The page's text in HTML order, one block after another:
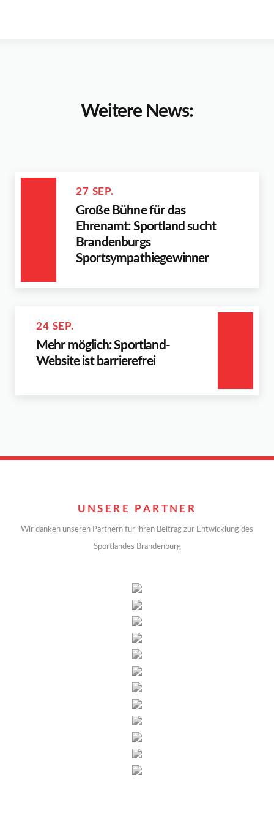
Weitere News:
27 SEP.
Große Bühne für das
Ehrenamt: Sportland sucht
Brandenburgs
Sportsympathiegewinner
24 SEP.
Mehr möglich: Sportland-
Website ist barrierefrei
UNSERE PARTNER
Wir danken unseren Partnern für ihren Beitrag zur Entwicklung des
Sportlandes Brandenburg